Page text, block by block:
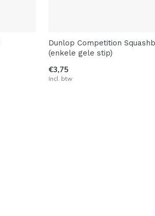
Dunlop Competition
(enkele gele stip)
€3,75
Incl. btw